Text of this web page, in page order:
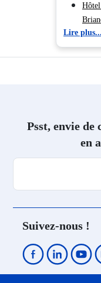
1200
Lire plus...
Psst, envie de
en
Suivez-nous !